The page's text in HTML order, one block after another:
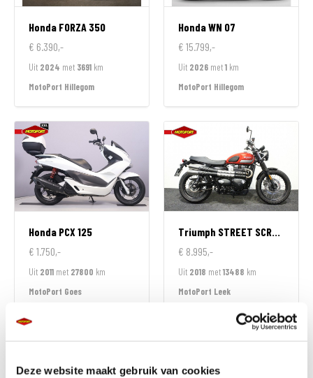
Deze website maakt gebruik van cookies
Honda FORZA 350
€ 6.390,-
Uit 2024 met 3691 km
MotoPort Hillegom
HondaWN 07
€ 15.799,-
Uit 2026 met1 km
MotoPort Hillegom
Honda PCX 125
€ 1.750,-
Uit 2011 met 27800 km
MotoPort Goes
Triumph STREET SCRAMBLER 900
€ 8.995,-
Uit 2018 met13488 km
MotoPort Leek